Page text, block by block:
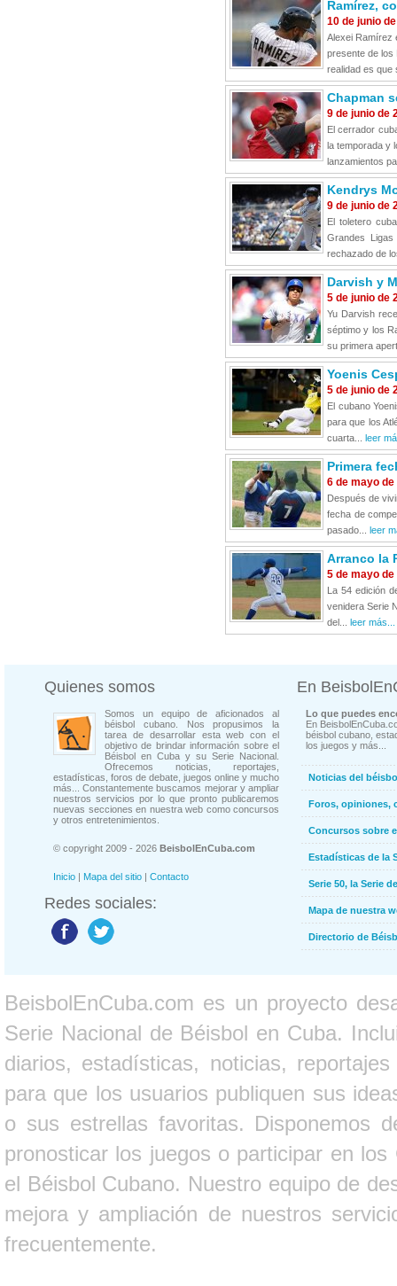
Ramírez,
10 de junio
Alexei Ramírez
presente de los
realidad es
Chapman
9 de junio de
El cerrador
la temporada y
lanzamientos
Kendrys
9 de junio de
El toletero
Grandes
rechazado de
Darvish y
5 de junio de
Yu Darvish
séptimo y los
su primera
Yoenis
5 de junio de
El cubano
para que los
cuarta... leer
Primera
6 de mayo de
Después de
fecha de
pasado... leer
Arranco la
5 de mayo de
La 54 edición
venidera Serie
del... leer más...
Quienes somos
Somos un equipo de aficionados al
béisbol cubano. Nos propusimos la
tarea de desarrollar esta web con el
objetivo de brindar información sobre el
Béisbol en Cuba y su Serie Nacional.
Ofrecemos noticias, reportajes,
estadísticas, foros de debate, juegos online y mucho
más... Constantemente buscamos mejorar y ampliar
nuestros servicios por lo que pronto publicaremos
nuevas secciones en nuestra web como concursos
y otros entretenimientos.
© copyright 2009 - 2026 BeisbolEnCuba.com
Inicio | Mapa del sitio | Contacto
Redes sociales:
En
Lo que puedes
En
béisbol cubano,
los juegos y más...
Noticias del
Foros, opiniones,
Concursos sobre
Estadísticas de la
Serie 50, la Serie
Mapa de nuestra
Directorio de
BeisbolEnCuba.com es un proyecto
Serie Nacional de Béisbol en Cuba.
diarios, estadísticas, noticias,
para que los usuarios publiquen sus
o sus estrellas favoritas. Disponemos
pronosticar los juegos o participar en
el Béisbol Cubano. Nuestro equipo de
mejora y ampliación de nuestros
frecuentemente.